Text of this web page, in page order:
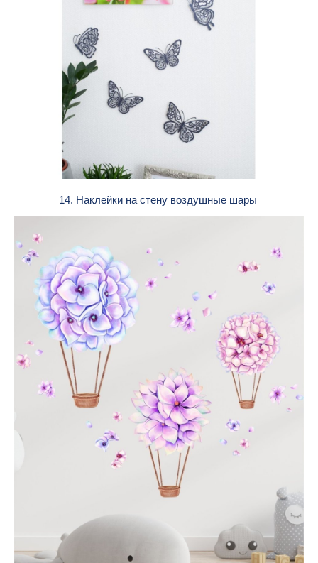
14. Наклейки на стену воздушные шары